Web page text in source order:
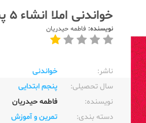
خواندنی املا انشاء 5 پنجم ابتدایی
نویسنده: فاطمه حیدریان
ناشر:‌
خواندنی
سال تحصیلی:‌
پنجم ابتدایی
نویسنده:‌
فاطمه حیدریان
دسته بندی:
تمرین و آموزش